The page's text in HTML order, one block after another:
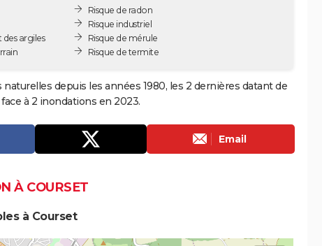
argiles
Risque de radon
Risque industriel
Risque de mérule
Risque de termite
depuis les années 1980, les 2 dernières datant de
à 2 inondations en 2023.
Email
À COURSET
à Courset